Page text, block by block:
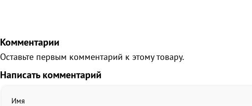
Комментарии
Оставьте первым комментарий к этому товару.
Написать комментарий
Имя